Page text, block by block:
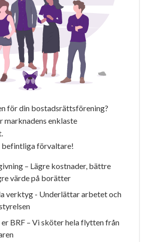
för din bostadsrättsförening?
marknadens enklaste
befintliga förvaltare!
– Lägre kostnader, bättre
värde på borätter
verktyg - Underlättar arbetet och
BRF – Vi sköter hela flytten från